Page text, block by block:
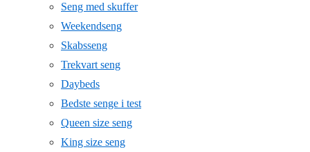
Seng med skuffer
Weekendseng
Skabsseng
Trekvart seng
Daybeds
Bedste senge i test
Queen size seng
King size seng